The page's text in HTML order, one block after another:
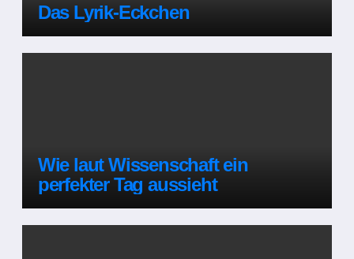
Das Lyrik-Eckchen
Wie laut Wissenschaft ein
perfekter Tag aussieht